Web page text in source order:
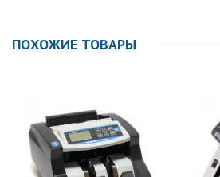
ПОХОЖИЕ ТОВАРЫ